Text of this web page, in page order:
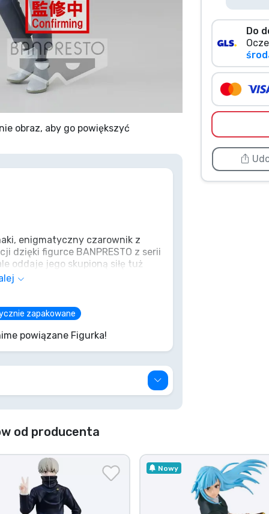
obraz, aby go powiększyć
Do
enigmatyczny czarownik z
dzięki figurce BANPRESTO z serii
oddaje jego skupioną siłę tuż
Niech Twoja odpowiedź nie
'łosoś'! Zdobądź tego mistrza
moc, zanim zniknie jak szept.
zapakowane
powiązane Figurka!
od producenta
Nowy